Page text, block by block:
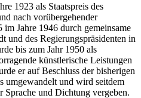
1923 als Staatspreis des
nach vorübergehender
Jahre 1946 durch gemeinsame
und des Regierungspräsidenten in
bis zum Jahr 1950 als
künstlerische Leistungen
er auf Beschluss der bisherigen
umgewandelt und wird seitdem
und Dichtung vergeben.